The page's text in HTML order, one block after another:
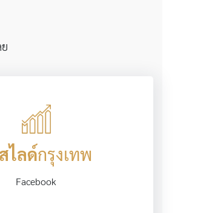
ไลด์กรุงเทพ
Facebook